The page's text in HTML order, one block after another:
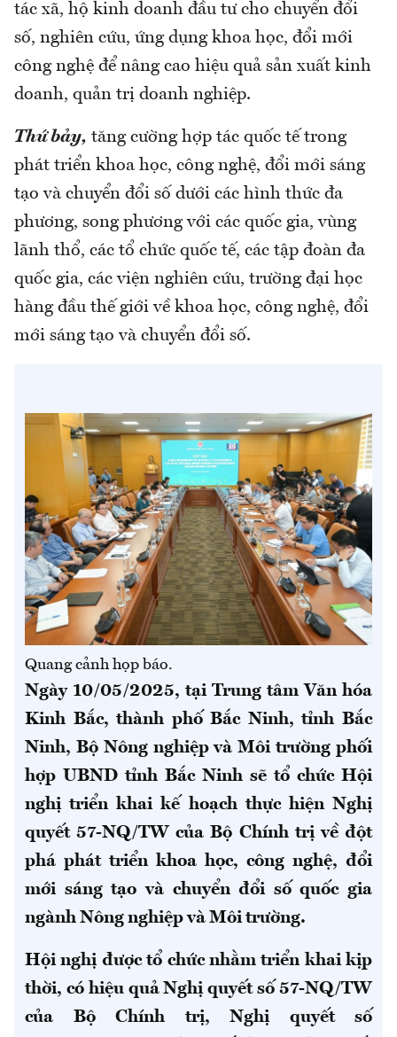
tác xã, hộ kinh doanh đầu tư cho chuyển đổi
số, nghiên cứu, ứng dụng khoa học, đổi mới
công nghệ để nâng cao hiệu quả sản xuất kinh
doanh, quản trị doanh nghiệp.
Thứ bảy, tăng cường hợp tác quốc tế trong
phát triển khoa học, công nghệ, đổi mới sáng
tạo và chuyển đổi số dưới các hình thức đa
phương, song phương với các quốc gia, vùng
lãnh thổ, các tổ chức quốc tế, các tập đoàn đa
quốc gia, các viện nghiên cứu, trường đại học
hàng đầu thế giới về khoa học, công nghệ, đổi
mới sáng tạo và chuyển đổi số.
Quang cảnh họp báo.
Ngày 10/05/2025, tại Trung tâm Văn hóa
Kinh Bắc, thành phố Bắc Ninh, tỉnh Bắc
Ninh, Bộ Nông nghiệp và Môi trường phối
hợp UBND tỉnh Bắc Ninh sẽ tổ chức Hội
nghị triển khai kế hoạch thực hiện Nghị
quyết 57-NQ/TW của Bộ Chính trị về đột
phá phát triển khoa học, công nghệ, đổi
mới sáng tạo và chuyển đổi số quốc gia
ngành Nông nghiệp và Môi trường.
Hội nghị được tổ chức nhằm triển khai kịp
thời, có hiệu quả Nghị quyết số 57-NQ/TW
của Bộ Chính trị, Nghị quyết số